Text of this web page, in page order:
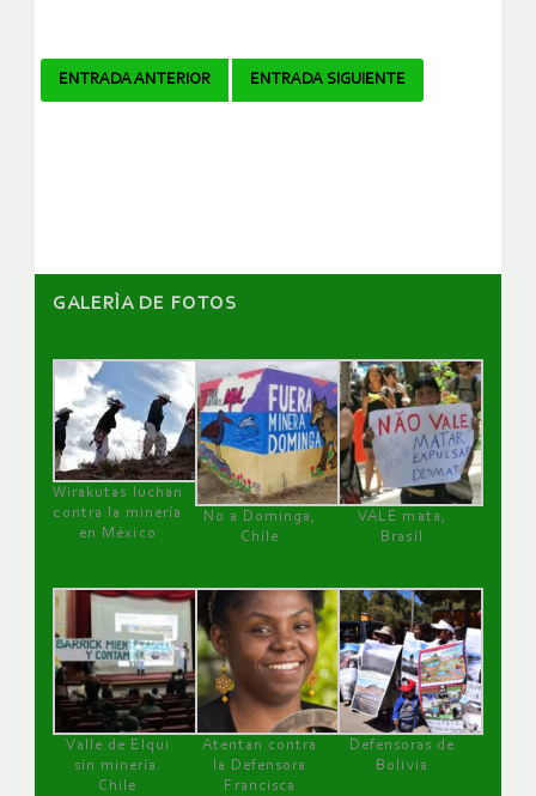
Navegador
ENTRADA ANTERIOR ENTRADA SIGUIENTE
GALERÌA DE FOTOS
Wirakutas luchan
contra la minería
en México
No a Dominga,
Chile
VALE mata,
Brasil
Valle de Elqui
sin minería.
Chile
Atentan contra
la Defensora
Francisca
Defensoras de
Bolivia